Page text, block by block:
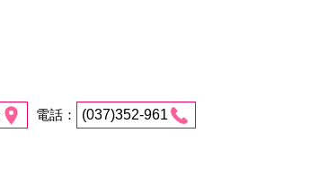
電話：
(037)352-961